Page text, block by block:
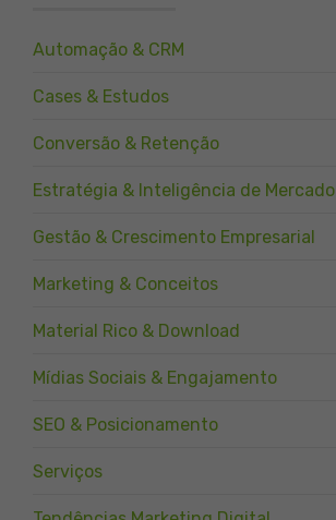
Automação & CRM
Cases & Estudos
Conversão & Retenção
Estratégia & Inteligência de Mercado
Gestão & Crescimento Empresarial
Marketing & Conceitos
Material Rico & Download
Mídias Sociais & Engajamento
SEO & Posicionamento
Serviços